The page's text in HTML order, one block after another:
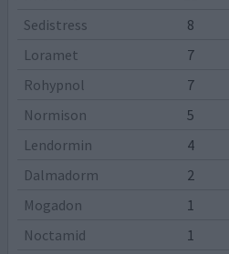
Sedistress
8
Loramet
7
Rohypnol
7
Normison
5
Lendormin
4
Dalmadorm
2
Mogadon
1
Noctamid
1